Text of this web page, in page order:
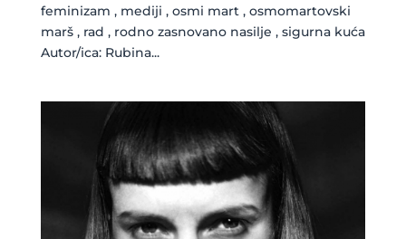
feminizam , mediji , osmi mart , osmomartovski
marš , rad , rodno zasnovano nasilje , sigurna kuća
Autor/ica: Rubina...